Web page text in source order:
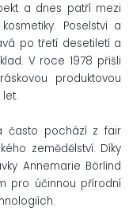
a dnes patří mezi
Poselství a
po třetí desetiletí a
V roce 1978 přišli
produktovou
často pochází z fair
zemědělství. Díky
Annemarie Börlind
pro účinnou přírodní